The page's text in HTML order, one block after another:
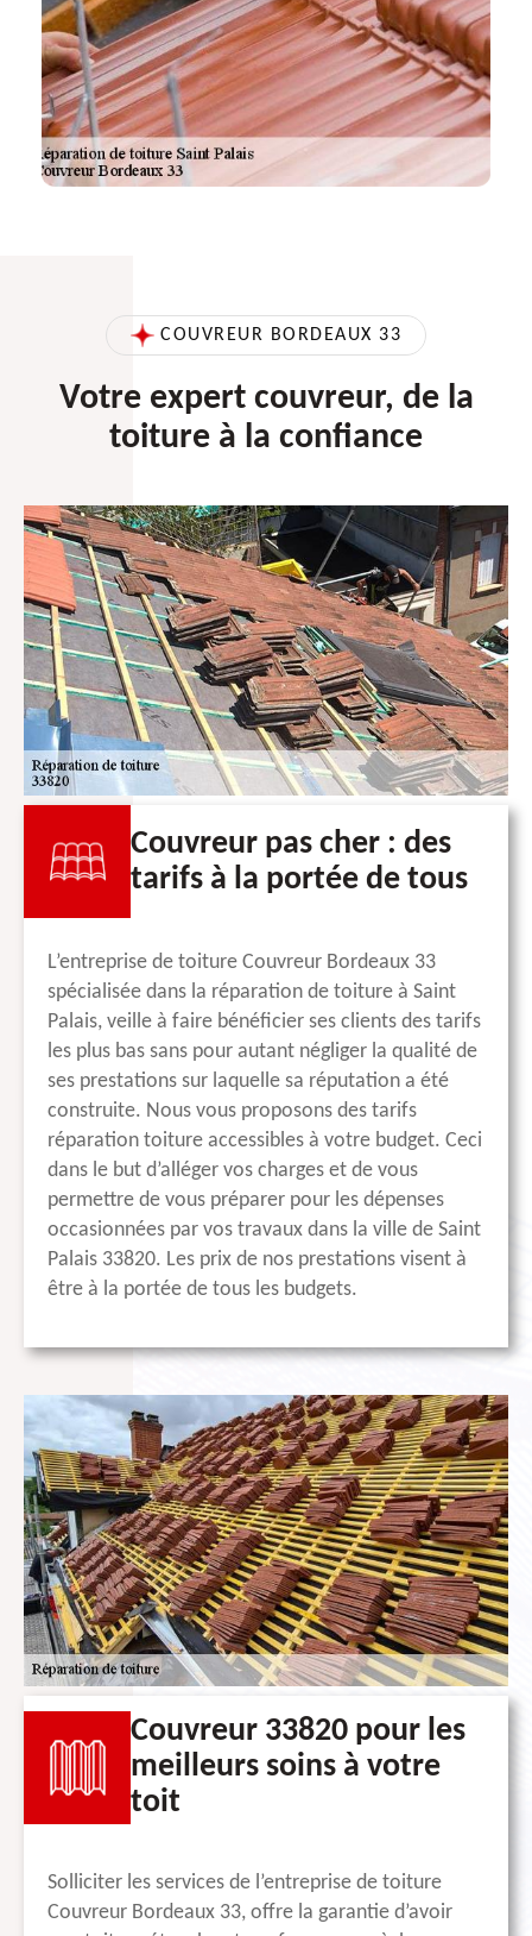
COUVREUR BORDEAUX 33
Votre expert couvreur, de la
toiture à la confiance
Couvreur pas cher : des
tarifs à la portée de tous
L’entreprise de toiture Couvreur Bordeaux 33
spécialisée dans la réparation de toiture à Saint
Palais, veille à faire bénéficier ses clients des tarifs
les plus bas sans pour autant négliger la qualité de
ses prestations sur laquelle sa réputation a été
construite. Nous vous proposons des tarifs
réparation toiture accessibles à votre budget. Ceci
dans le but d’alléger vos charges et de vous
permettre de vous préparer pour les dépenses
occasionnées par vos travaux dans la ville de Saint
Palais 33820. Les prix de nos prestations visent à
être à la portée de tous les budgets.
Couvreur 33820 pour les
meilleurs soins à votre
toit
Solliciter les services de l’entreprise de toiture
Couvreur Bordeaux 33, offre la garantie d’avoir